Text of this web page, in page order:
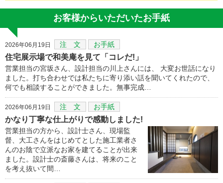
お客様からいただいたお手紙
2026年06月19日 注 文 お手紙
住宅展示場で和美庵を見て「コレだ!」
営業担当の宮坂さん、設計担当の川上さんには、 大変お世話になり
ました。打ち合わせでは私たちに寄り添い話を聞いてくれたので、
何でも相談することができました。無事完成…
2026年06月19日 注 文 お手紙
かなり丁寧な仕上がりで感動しました!
営業担当の方から、設計士さん、現場監
督、大工さんをはじめてとした施工業者さ
んのお陰で立派なお家を建てることが出来
ました。設計士の斎藤さんは、将来のこと
を考え抜いて間…